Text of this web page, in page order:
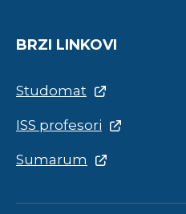
BRZI LINKOVI
Studomat
ISS profesori
Sumarum